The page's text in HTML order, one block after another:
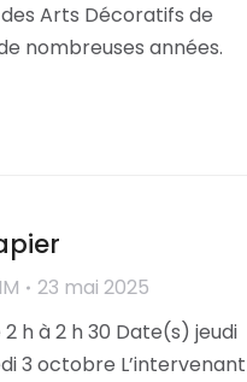
Arts Décoratifs de
nombreuses années.
23 mai 2025
2 h à 2 h 30 Date(s) jeudi
3 octobre L’intervenant